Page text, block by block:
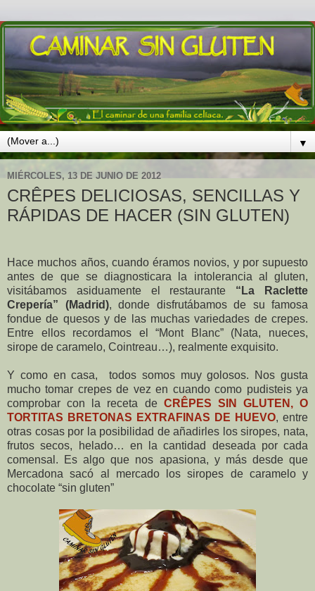
▼
MIÉRCOLES, 13 DE JUNIO DE 2012
CRÊPES DELICIOSAS, SENCILLAS Y
RÁPIDAS DE HACER (SIN GLUTEN)
Hace muchos años, cuando éramos novios, y por supuesto
antes de que se diagnosticara la intolerancia al gluten,
visitábamos asiduamente el restaurante “La Raclette
Crepería” (Madrid), donde disfrutábamos de su famosa
fondue de quesos y de las muchas variedades de crepes.
Entre ellos recordamos el “Mont Blanc” (Nata, nueces,
sirope de caramelo, Cointreau…), realmente exquisito.
Y como en casa, todos somos muy golosos. Nos gusta
mucho tomar crepes de vez en cuando como pudisteis ya
comprobar con la receta de CRÊPES SIN GLUTEN, O
TORTITAS BRETONAS EXTRAFINAS DE HUEVO, entre
otras cosas por la posibilidad de añadirles los siropes, nata,
frutos secos, helado… en la cantidad deseada por cada
comensal. Es algo que nos apasiona, y más desde que
Mercadona sacó al mercado los siropes de caramelo y
chocolate “sin gluten”